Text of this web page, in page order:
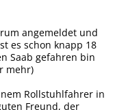
angemeldet und
es schon knapp 18
Saab gefahren bin
mehr)
Rollstuhlfahrer in
Freund, der